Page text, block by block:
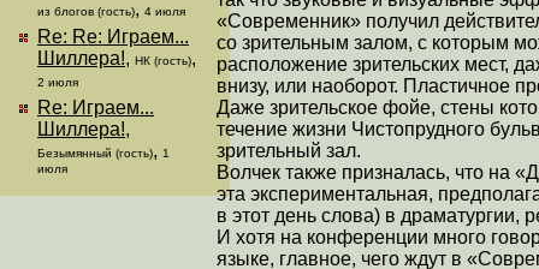
из блогов (гость), 4 июля
Re: Re: Играем...
Шиллера!, НК (гость),
2 июля
Re: Играем...
Шиллера!,
Безымянный (гость), 1
июля
«Современник» получил
со зрительным залом, с которым
расположение зрительских мест,
внизу, или наоборот. Пластичное
Даже зрительское фойе, стены
течение жизни Чистопрудного
зрительный зал.
Волчек также призналась, что на
эта экспериментальная,
в этот день слова) в драматургии,
И хотя на конференции много
языке, главное, чего ждут в